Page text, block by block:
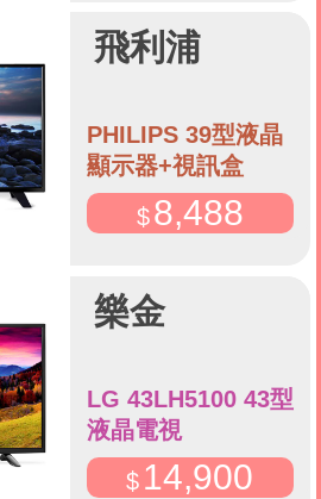
飛利浦
PHILIPS 39型液晶
顯示器+視訊盒
8,488
樂金
LG 43LH5100 43型
液晶電視
14,900